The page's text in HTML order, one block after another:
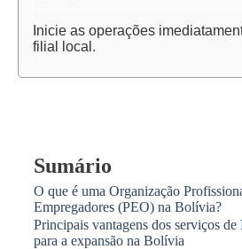
Inicie as operações
filial local.
Sumário
O que é uma Organização
Empregadores (PEO) na Bolívia?
Principais vantagens dos serviços de
para a expansão na Bolívia